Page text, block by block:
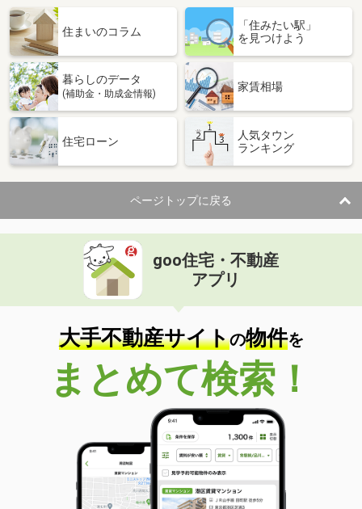
住まいのコラム
「住みたい駅」
を見つけよう
暮らしのデータ
(補助金・助成金情報)
家賃相場
住宅ローン
人気タウン
ランキング
ページトップに戻る
goo住宅・不動産
アプリ
大手不動産サイトの物件を
まとめて検索！